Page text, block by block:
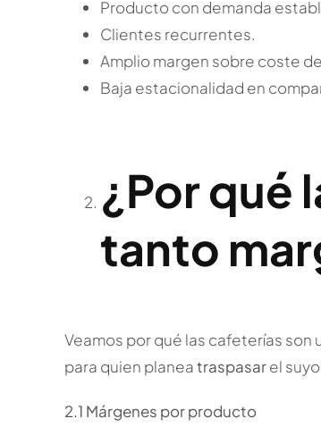
Producto con demanda
Clientes recurrentes.
Amplio margen sobre coste
Baja estacionalidad en
¿Por qué
tanto
Veamos por qué las cafeterías
para quien planeatraspasarel
2.1 Márgenes por producto